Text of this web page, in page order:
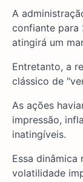
A
confiante para
atingirá um
Entretanto, a
clássico de
As ações
impressão,
inatingíveis.
Essa dinâmica
volatilidade